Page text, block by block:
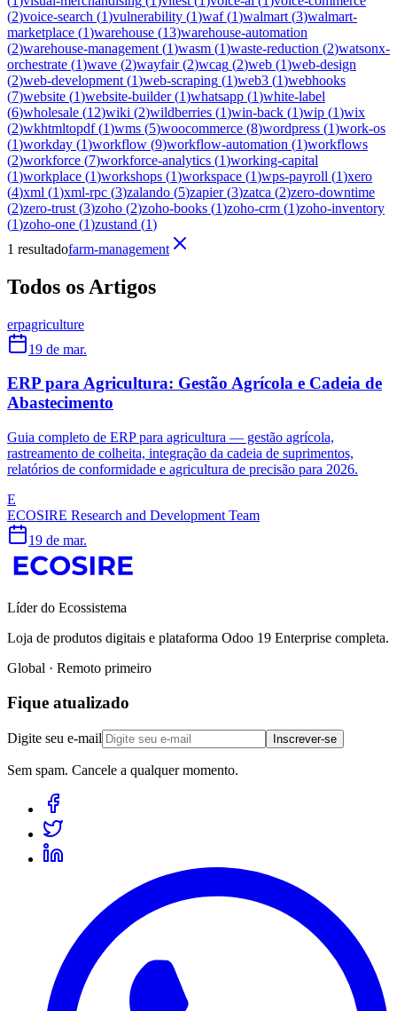
(2)voice-search (1)vulnerability (1)waf(1)walmart (3)walmart-
marketplace (1)warehouse (13)warehouse-automation
(2)warehouse-management (1)wasm (1)waste-reduction (2)watsonx-
orchestrate (1)wave (2)wayfair(2)wcag (2)web (1)web-design
(2)web-development (1)web-scraping (1)web3 (1)webhooks
(7)website (1)website-builder(1)whatsapp (1)white-label
(6)wholesale (12)wiki (2)wildberries (1)win-back (1)wip (1)wix
(2)wkhtmltopdf(1)wms (5)woocommerce (8)wordpress (1)work-os
(1)workday (1)workflow (9)workflow-automation (1)workflows
(2)workforce (7)workforce-analytics (1)working-capital
(1)workplace (1)workshops (1)workspace (1)wps-payroll (1)xero
(4)xml (1)xml-rpc (3)zalando (5)zapier(3)zatca (2)zero-downtime
(2)zero-trust (3)zoho (2)zoho-books (1)zoho-crm (1)zoho-inventory
(1)zoho-one (1)zustand (1)
1 resultadofarm-management
Todos os Artigos
erpagriculture
19 de mar.
ERP para Agricultura: Gestão Agrícola e Cadeia de
Abastecimento
Guia completo de ERP para agricultura — gestão agrícola,
rastreamento de colheita, integração da cadeia de suprimentos,
relatórios de conformidade e agricultura de precisão para 2026.
E
ECOSIRE Research and Development Team
19 de mar.
Líder do Ecossistema
Loja de produtos digitais e plataforma Odoo 19 Enterprise completa.
Global · Remoto primeiro
Fique atualizado
Digite seu e-mail Inscrever-se
Sem spam. Cancele a qualquer momento.